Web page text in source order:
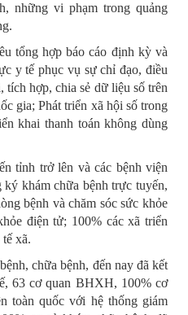
những vi phạm trong quảng
tổng hợp báo cáo định kỳ và
y tế phục vụ sự chỉ đạo, điều
hợp, chia sẻ dữ liệu số trên
gia; Phát triển xã hội số trong
khai thanh toán không dùng
tỉnh trở lên và các bệnh viện
khám chữa bệnh trực tuyến,
bệnh và chăm sóc sức khỏe
điện tử; 100% các xã triển
xã.
chữa bệnh, đến nay đã kết
63 cơ quan BHXH, 100% cơ
toàn quốc với hệ thống giám